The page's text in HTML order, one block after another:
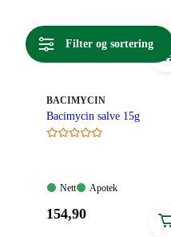
Filter og sortering
MERKE:
BACIMYCIN
Bacimycin salve 15g
Nett:
Nett
Apotek:
Apotek
Pris:
154,90